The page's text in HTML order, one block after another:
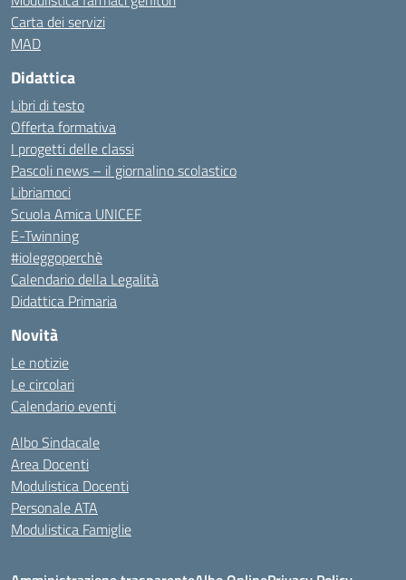
Carta dei servizi
MAD
Didattica
Libri di testo
Offerta formativa
I progetti delle classi
Pascoli news – il giornalino scolastico
Libriamoci
Scuola Amica UNICEF
E-Twinning
#ioleggoperchè
Calendario della Legalità
Didattica Primaria
Novità
Le notizie
Le circolari
Calendario eventi
Albo Sindacale
Area Docenti
Modulistica Docenti
Personale ATA
Modulistica Famiglie